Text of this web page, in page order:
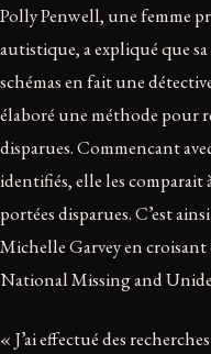
Polly Penwell, une femme
autistique, a expliqué que
schémas en fait une
élaboré une méthode pour
disparues. Commencant
identifiés, elle les comparait
portées disparues. C’est
Michelle Garvey en croisant
National Missing and
« J’ai effectué des